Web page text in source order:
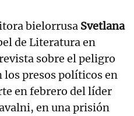
bielorrusa Svetlana
de Literatura en
sobre el peligro
los presos políticos en
en febrero del líder
en una prisión